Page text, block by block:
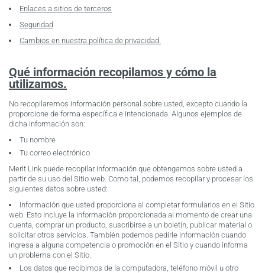
Enlaces a sitios de terceros
Seguridad
Cambios en nuestra política de privacidad.
Qué información recopilamos y cómo la
utilizamos.
No recopilaremos información personal sobre usted, excepto cuando la
proporcione de forma específica e intencionada. Algunos ejemplos de
dicha información son:
Tu nombre
Tu correo electrónico
Merit Link puede recopilar información que obtengamos sobre usted a
partir de su uso del Sitio web. Como tal, podemos recopilar y procesar los
siguientes datos sobre usted:
Información que usted proporciona al completar formularios en el Sitio
web. Esto incluye la información proporcionada al momento de crear una
cuenta, comprar un producto, suscribirse a un boletín, publicar material o
solicitar otros servicios. También podemos pedirle información cuando
ingresa a alguna competencia o promoción en el Sitio y cuando informa
un problema con el Sitio.
Los datos que recibimos de la computadora, teléfono móvil u otro